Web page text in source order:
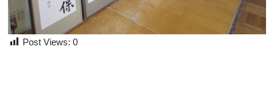
Post Views: 0